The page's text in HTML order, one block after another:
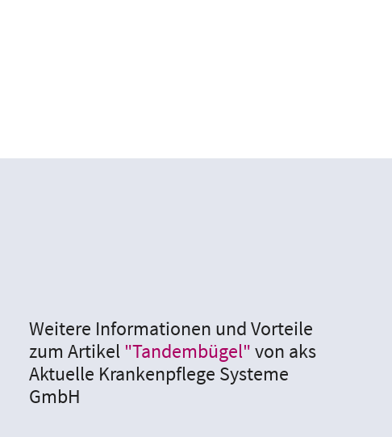
Weitere Informationen und Vorteile
zum Artikel "Tandembügel"von aks
Aktuelle Krankenpflege Systeme
GmbH